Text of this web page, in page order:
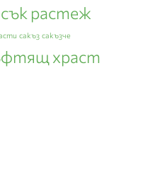
растеж
сакъз сакъзче
храст